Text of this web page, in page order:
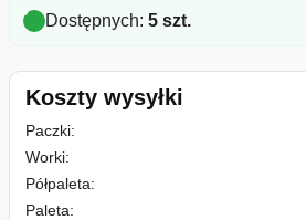
Dostępnych: 5 szt.
Koszty wysyłki
Paczki:
Worki:
Półpaleta:
Paleta: